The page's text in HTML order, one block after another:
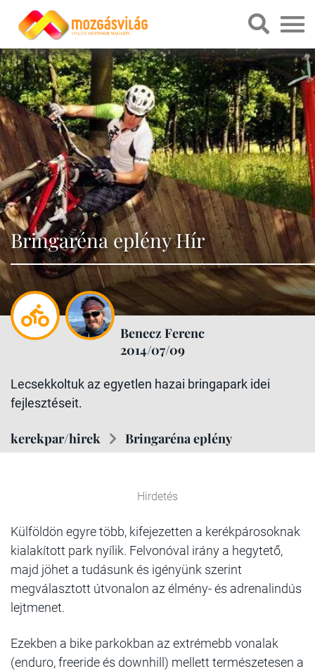
Bringaréna eplény Hír
Benecz Ferenc
2014/07/09
Lecsekkoltuk az egyetlen hazai bringapark idei
fejlesztéseit.
kerekpar/hirek Bringaréna eplény
Hirdetés
Külföldön egyre több, kifejezetten a kerékpárosoknak
kialakított park nyílik. Felvonóval irány a hegytető,
majd jöhet a tudásunk és igényünk szerint
megválasztott útvonalon az élmény- és adrenalindús
lejtmenet.
Ezekben a bike parkokban az extrémebb vonalak
(enduro, freeride és downhill) mellett természetesen a